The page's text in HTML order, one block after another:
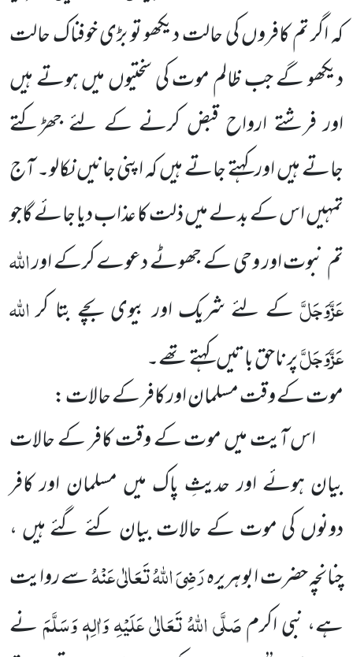
کہ اگر تم کافروںکی حالت دیکھو تو بڑی خوفناک حالت
دیکھو گے جب ظالم موت کی سختیوں میں ہوتے ہیں
اور فرشتے ارواح قبض کرنے کے لئے جھڑکتے
جاتے ہیں اور کہتے جاتے ہیں کہ اپنی جانیں نکالو۔ آج
تمہیں اس کے بدلے میں ذلت کا عذاب دیا جائے گاجو
تمنبوت اور وحی کے جھوٹے دعوے کرکے اوراللہ
عَزَّوَجَلَّکے لئے شریک اور بیوی بچے بتا کراللہ
عَزَّوَجَلَّپر ناحق باتیں کہتے تھے۔
موت کے وقت مسلمان اور کافر کے حالات :
اس آیت میں موت کے وقت کافر کے حالات
بیان ہوئے اور حدیثِ پاک میں مسلمان اور کافر
دونوں کیموتکے حالات بیان کئے گئے ہیں ،
چنانچہ حضرت ابو ہریرہرَضِیَ اللہُ تَعَالٰی عَنْہُسے روایت
ہے، نبی اکرمصَلَّی اللہُ تَعَالٰی عَلَیْہِ وَاٰلِہٖ وَسَلَّمَنے